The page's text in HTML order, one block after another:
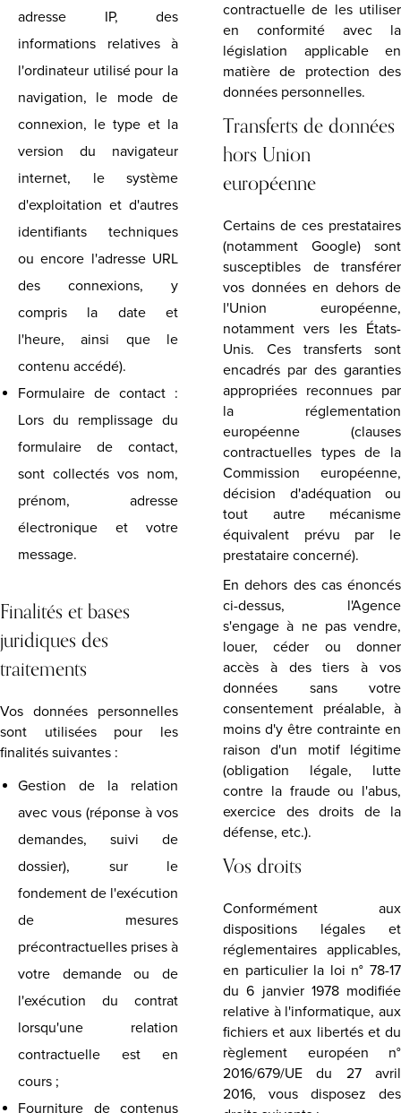
adresse IP, des
informations relatives à
l'ordinateur utilisé pour la
navigation, le mode de
connexion, le type et la
version du navigateur
internet, le système
d'exploitation et d'autres
identifiants techniques
ou encore l'adresse URL
des connexions, y
compris la date et
l'heure, ainsi que le
contenu accédé).
Formulaire de contact :
Lors du remplissage du
formulaire de contact,
sont collectés vos nom,
prénom, adresse
électronique et votre
message.
Finalités et bases
juridiques des
traitements
Vos données personnelles
sont utilisées pour les
finalités suivantes :
Gestion de la relation
avec vous (réponse à vos
demandes, suivi de
dossier), sur le
fondement de l'exécution
de mesures
précontractuelles prises à
votre demande ou de
l'exécution du contrat
lorsqu'une relation
contractuelle est en
cours ;
Fourniture de contenus
contractuelle de les utiliser
en conformité avec la
législation applicable en
matière de protection des
données personnelles.
Transferts de données
hors Union
européenne
Certains de ces prestataires
(notamment Google) sont
susceptibles de transférer
vos données en dehors de
l'Union européenne,
notamment vers les États-
Unis. Ces transferts sont
encadrés par des garanties
appropriées reconnues par
la réglementation
européenne (clauses
contractuelles types de la
Commission européenne,
décision d'adéquation ou
tout autre mécanisme
équivalent prévu par le
prestataire concerné).
En dehors des cas énoncés
ci-dessus, l'Agence
s'engage à ne pas vendre,
louer, céder ou donner
accès à des tiers à vos
données sans votre
consentement préalable, à
moins d'y être contrainte en
raison d'un motif légitime
(obligation légale, lutte
contre la fraude ou l'abus,
exercice des droits de la
défense, etc.).
Vos droits
Conformément aux
dispositions légales et
réglementaires applicables,
en particulier la loi n° 78-17
du 6 janvier 1978 modifiée
relative à l'informatique, aux
fichiers et aux libertés et du
règlement européen n°
2016/679/UE du 27 avril
2016, vous disposez des